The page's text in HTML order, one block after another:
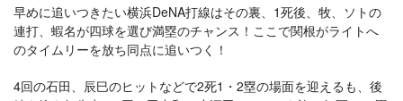
早めに追いつきたい横浜DeNA打線はその裏、1死後、牧、ソトの
連打、蝦名が四球を選び満塁のチャンス！ここで関根がライトへ
のタイムリーを放ち同点に追いつく！
4回の石田、辰巳のヒットなどで2死1・2塁の場面を迎えるも、後